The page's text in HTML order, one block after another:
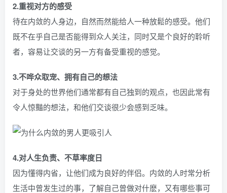
2.重视对方的感受
待在内敛的人身边，自然而然能给人一种放鬆的感受。他们
既不在乎自己是否能得到众人关注，同时又是个良好的聆听
者，容易让交谈的另一方有备受重视的感觉。
3.不哗众取宠、拥有自己的想法
对于身处的世界他们通常都有自己独到的观点，也因此常有
令人惊豔的想法，和他们交谈很少会感到乏味。
4.对人生负责、不草率度日
因为懂得内省，让他们成为良好的伴侣。内敛的人时常分析
生活中曾发生过的事，了解自己曾做对什麽，又有哪些事可